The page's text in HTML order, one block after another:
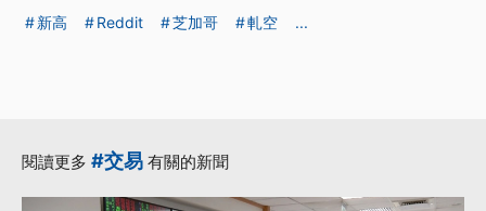
新高 Reddit 芝加哥 軋空 ...
閱讀更多 #交易 有關的新聞